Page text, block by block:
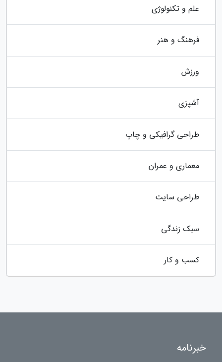
علم و تکنولوژی
فرهنگ و هنر
ورزش
آشپزی
طراحی گرافیکی و چاپ
معماری و عمران
طراحی سایت
سبک زندگی
کسب و کار
خبرنامه